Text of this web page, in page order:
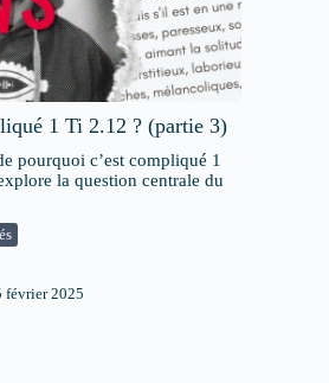
1 Ti 2.12 ? (partie 3)
pourquoi c’est compliqué 1
la question centrale du
février 2025